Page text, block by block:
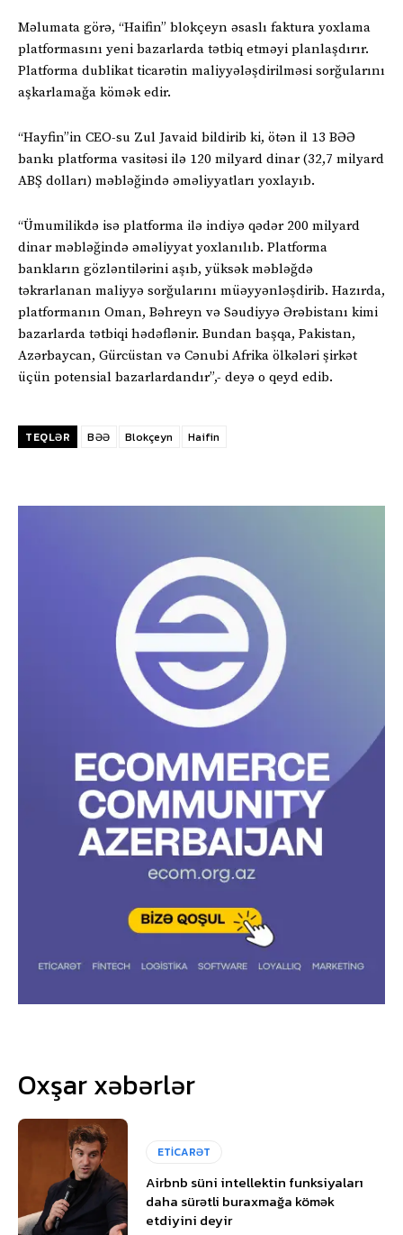
Məlumata görə, “Haifin” blokçeyn əsaslı faktura yoxlama
platformasını yeni bazarlarda tətbiq etməyi planlaşdırır.
Platforma dublikat ticarətin maliyyələşdirilməsi sorğularını
aşkarlamağa kömək edir.
“Hayfin”in CEO-su Zul Javaid bildirib ki, ötən il 13 BƏƏ
bankı platforma vasitəsi ilə 120 milyard dinar (32,7 milyard
ABŞ dolları) məbləğində əməliyyatları yoxlayıb.
“Ümumilikdə isə platforma ilə indiyə qədər 200 milyard
dinar məbləğində əməliyyat yoxlanılıb. Platforma
bankların gözləntilərini aşıb, yüksək məbləğdə
təkrarlanan maliyyə sorğularını müəyyənləşdirib. Hazırda,
platformanın Oman, Bəhreyn və Səudiyyə Ərəbistanı kimi
bazarlarda tətbiqi hədəflənir. Bundan başqa, Pakistan,
Azərbaycan, Gürcüstan və Cənubi Afrika ölkələri şirkət
üçün potensial bazarlardandır”,- deyə o qeyd edib.
TEQLƏR BƏƏ Blokçeyn Haifin
Oxşar xəbərlər
ETİCARƏT
Airbnb süni intellektin funksiyaları
daha sürətli buraxmağa kömək
etdiyini deyir